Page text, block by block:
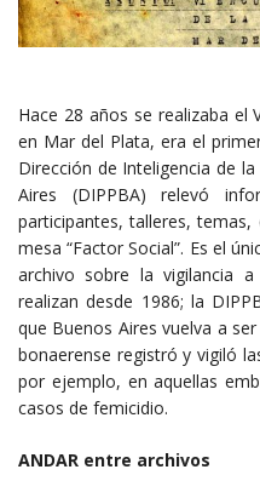
Hace 28 años se realizaba el
en Mar del Plata, era el
Dirección de Inteligencia de
Aires (DIPPBA) relevó
participantes, talleres,
mesa “Factor Social”. Es el
archivo sobre la vigilancia
realizan desde 1986; la
que Buenos Aires vuelva a
bonaerense registró y vigiló
por ejemplo, en aquellas
casos de femicidio.
ANDAR entre archivos